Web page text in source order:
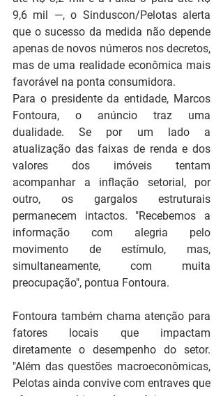
9,6 mil —, o Sinduscon/Pelotas alerta
que o sucesso da medida não depende
apenas de novos números nos decretos,
mas de uma realidade econômica mais
favorável na ponta consumidora.
Para o presidente da entidade, Marcos
Fontoura, o anúncio traz uma
dualidade. Se por um lado a
atualização das faixas de renda e dos
valores dos imóveis tentam
acompanhar a inflação setorial, por
outro, os gargalos estruturais
permanecem intactos. "Recebemos a
informação com alegria pelo
movimento de estímulo, mas,
simultaneamente, com muita
preocupação", pontua Fontoura.
Fontoura também chama atenção para
fatores locais que impactam
diretamente o desempenho do setor.
"Além das questões macroeconômicas,
Pelotas ainda convive com entraves que